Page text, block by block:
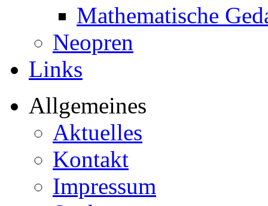
Mathematische
Neopren
Links
Allgemeines
Aktuelles
Kontakt
Impressum